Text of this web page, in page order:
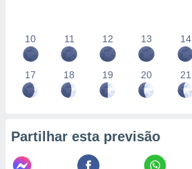
10 11 12 13 14
17 18 19 20 21
Partilhar esta previsão